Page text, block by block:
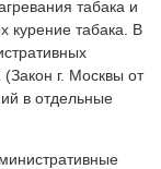
табака и
курение табака. В
г. Москвы от
в отдельные